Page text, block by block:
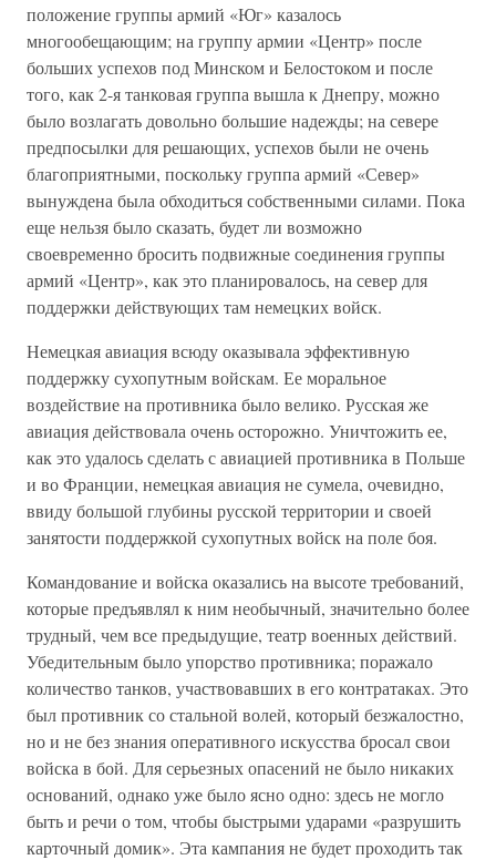
положение группы армий «Юг» казалось
многообещающим; на группу армии «Центр» после
больших успехов под Минском и Белостоком и после
того, как 2-я танковая группа вышла к Днепру, можно
было возлагать довольно большие надежды; на севере
предпосылки для решающих, успехов были не очень
благоприятными, поскольку группа армий «Север»
вынуждена была обходиться собственными силами. Пока
еще нельзя было сказать, будет ли возможно
своевременно бросить подвижные соединения группы
армий «Центр», как это планировалось, на север для
поддержки действующих там немецких войск.
Немецкая авиация всюду оказывала эффективную
поддержку сухопутным войскам. Ее моральное
воздействие на противника было велико. Русская же
авиация действовала очень осторожно. Уничтожить ее,
как это удалось сделать с авиацией противника в Польше
и во Франции, немецкая авиация не сумела, очевидно,
ввиду большой глубины русской территории и своей
занятости поддержкой сухопутных войск на поле боя.
Командование и войска оказались на высоте требований,
которые предъявлял к ним необычный, значительно более
трудный, чем все предыдущие, театр военных действий.
Убедительным было упорство противника; поражало
количество танков, участвовавших в его контратаках. Это
был противник со стальной волей, который безжалостно,
но и не без знания оперативного искусства бросал свои
войска в бой. Для серьезных опасений не было никаких
оснований, однако уже было ясно одно: здесь не могло
быть и речи о том, чтобы быстрыми ударами «разрушить
карточный домик». Эта кампания не будет проходить так